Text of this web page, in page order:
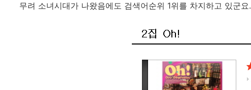
무려 소녀시대가 나왔음에도 검색어순위 1위를 차지하고 있군요.